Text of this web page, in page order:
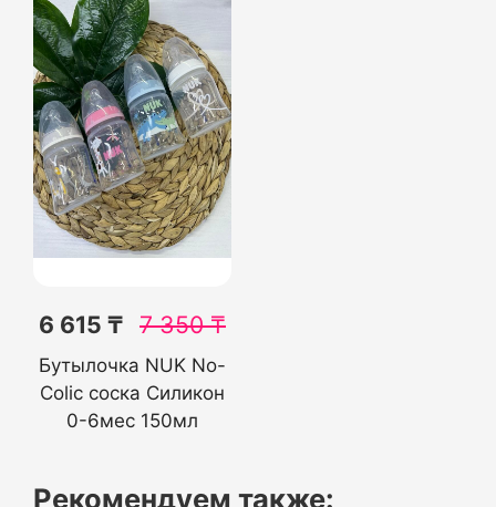
6 615 ₸ 7 350₸
Бутылочка NUK No-
Colic соска Силикон
0-6мес 150мл
Рекомендуем также: